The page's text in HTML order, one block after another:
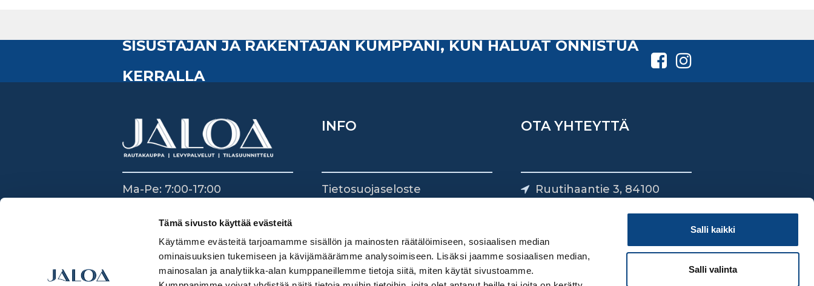
Tämä sivusto käyttää evästeitä
Käytämme evästeitä tarjoamamme sisällön ja mainosten räätälöimiseen, sosiaalisen median
ominaisuuksien tukemiseen ja kävijämäärämme analysoimiseen. Lisäksi jaamme sosiaalisen median,
mainosalan ja analytiikka-alan kumppaneillemme tietoja siitä, miten käytät sivustoamme.
Salli kaikki
Salli valinta
SISUSTAJAN JA RAKENTAJAN KUMPPANI, KUN HALUAT ONNISTUA
KERRALLA
Ma-Pe: 7:00-17:00
Su: Suljettu
INFO
Tietosuojaseloste
OTA YHTEYTTÄ
Ruutihaantie 3, 84100